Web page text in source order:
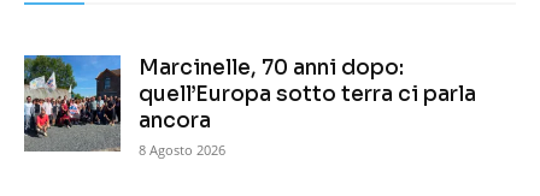
Marcinelle, 70 anni dopo:
quell’Europa sotto terra ci parla
ancora
8 Agosto 2026